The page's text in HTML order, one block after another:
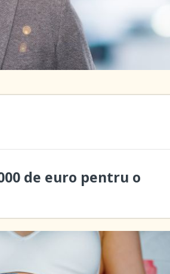
de euro pentru o